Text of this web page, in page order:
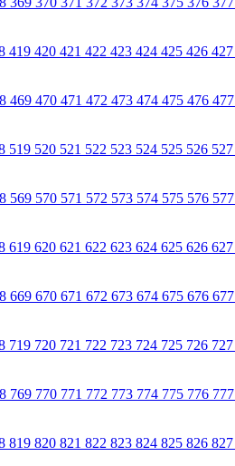
419 420 421 422 423 424 425 426 427
469 470 471 472 473 474 475 476 477
519 520 521 522 523 524 525 526 527
569 570 571 572 573 574 575 576 577
619 620 621 622 623 624 625 626 627
669 670 671 672 673 674 675 676 677
719 720 721 722 723 724 725 726 727
769 770 771 772 773 774 775 776 777
819 820 821 822 823 824 825 826 827